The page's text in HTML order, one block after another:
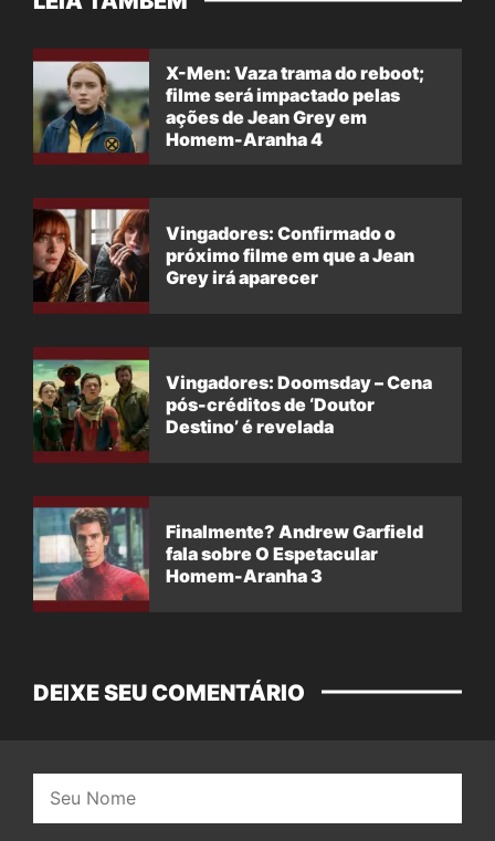
X-Men: Vaza trama do reboot;
filme será impactado pelas
ações de Jean Grey em
Homem-Aranha 4
Vingadores: Confirmado o
próximo filme em que a Jean
Grey irá aparecer
Vingadores: Doomsday – Cena
pós-créditos de ‘Doutor
Destino’ é revelada
Finalmente? Andrew Garfield
fala sobre O Espetacular
Homem-Aranha 3
DEIXE SEU COMENTÁRIO